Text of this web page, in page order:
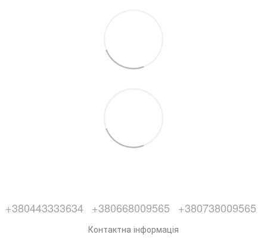
+380443333634 +380668009565 +380738009565
Контактна інформація